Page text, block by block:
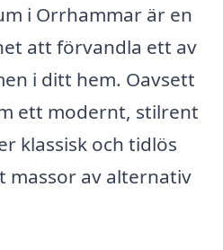
i Orrhammar är en
att förvandla ett av
i ditt hem. Oavsett
ett modernt, stilrent
klassisk och tidlös
massor av alternativ